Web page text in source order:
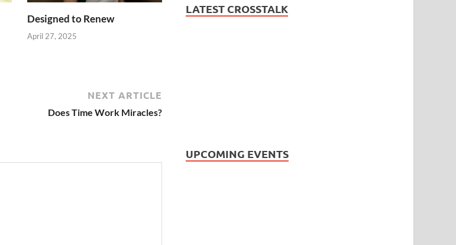
Designed to Renew
April 27, 2025
NEXT ARTICLE
Does Time Work Miracles?
LATEST CROSSTALK
UPCOMING EVENTS